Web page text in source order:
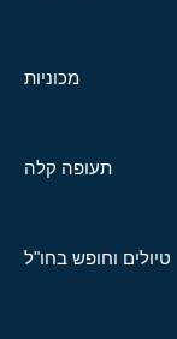
מכוניות
תעופה קלה
טיולים וחופש בחו"ל